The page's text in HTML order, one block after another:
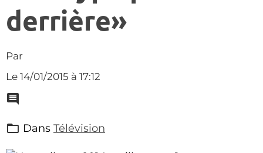
derrière»
Par
Le 14/01/2015 à 17:12
Dans Télévision